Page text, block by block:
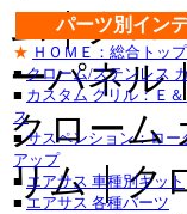
パーツ別イン
★ ＨＯＭＥ：総合トッ
■クローム/ステンレス
■ カスタム グリル：Ｅ
ス
■ サスペンション：ロー
アップ
■ エアサス 車種別キット
■エアサス 各種パーツ
ム｜クロ
ーパネル
クローム
リム｜ク